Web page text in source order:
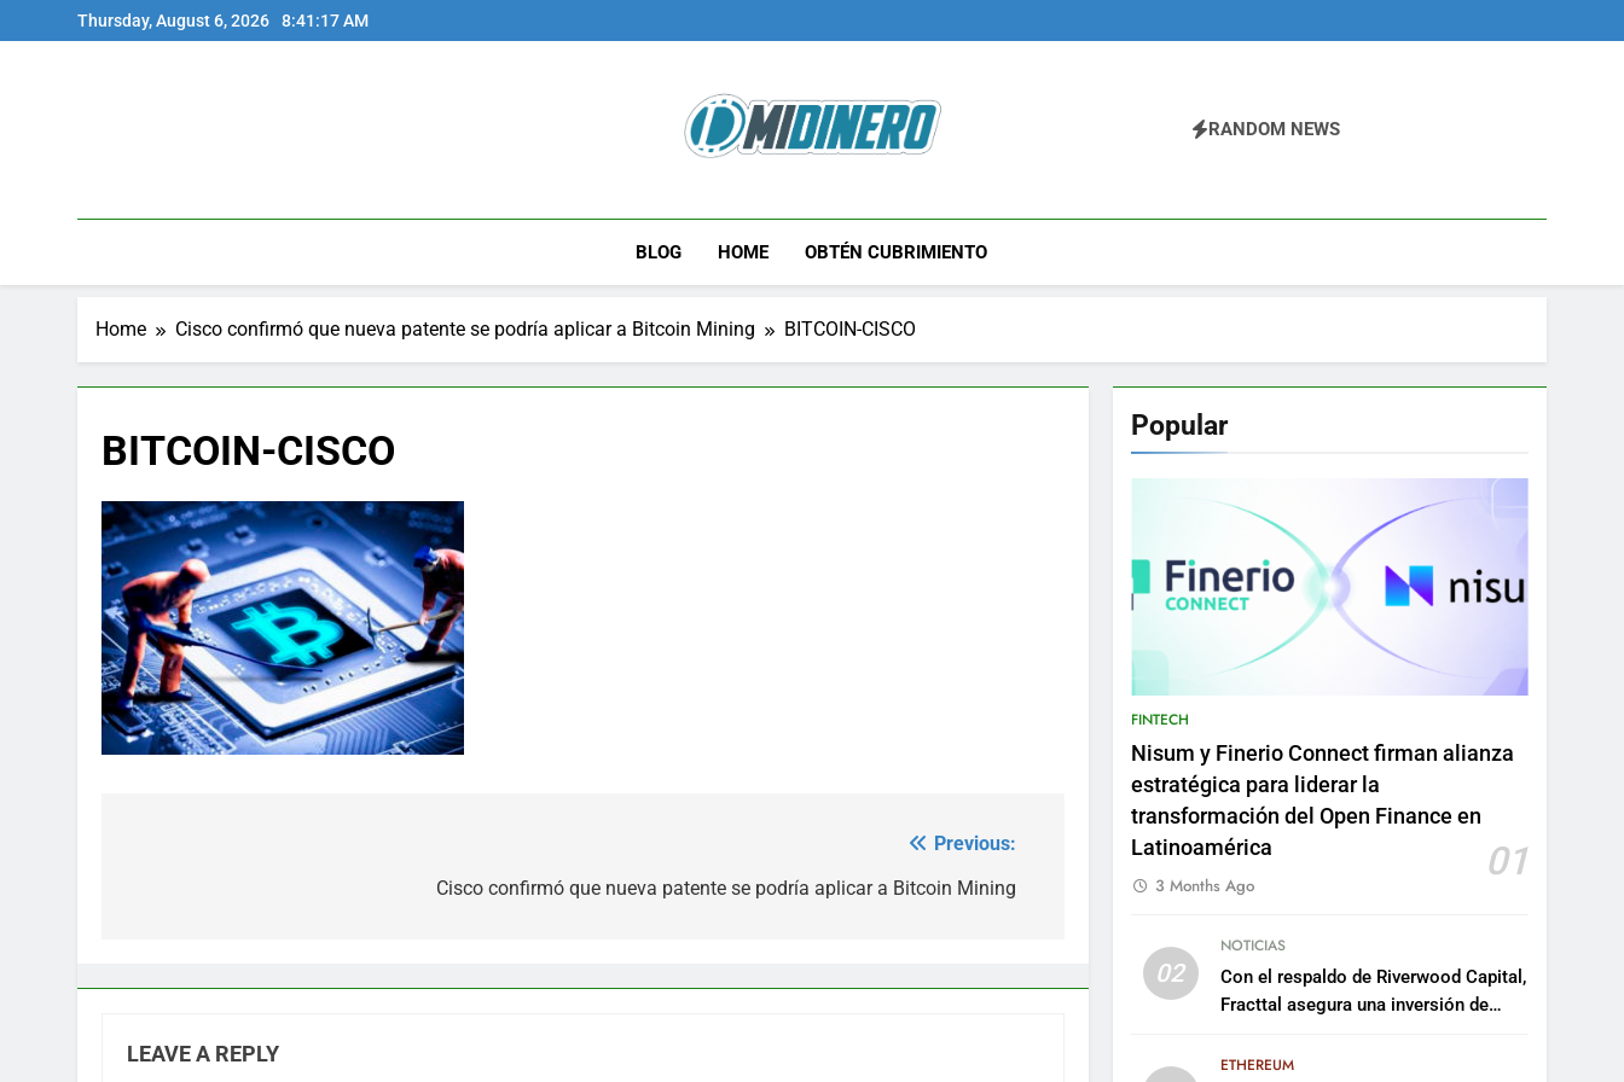
to
Thursday, August 6, 2026 8:41:17 AM
Midinero.co
RANDOM NEWS
BLOG HOME OBTÉN CUBRIMIENTO
Home Cisco confirmó que nueva patente se podría aplicar a Bitcoin Mining BITCOIN-CISCO
BITCOIN-CISCO
Previous:
Cisco confirmó que nueva patente se podría aplicar a Bitcoin Mining
LEAVE A REPLY
Popular
FINTECH
Nisum y Finerio Connect firman alianza
estratégica para liderar la
transformación del Open Finance en
Latinoamérica
01
3 Months Ago
02
NOTICIAS
Con el respaldo de Riverwood Capital,
Fracttal asegura una inversión de
plataforma
ETHEREUM